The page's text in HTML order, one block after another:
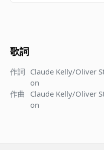
歌詞
作詞 Claude Kelly/Oliver
on
作曲
Claude Kelly/Oliver
on